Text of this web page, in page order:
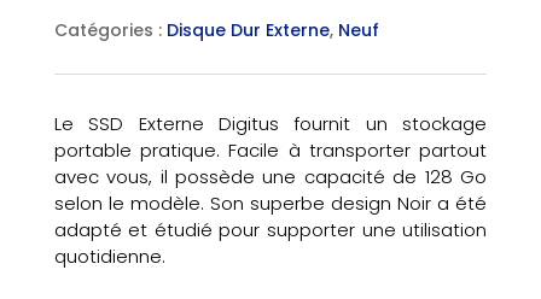
Catégories : Disque Dur Externe, Neuf
Le SSD Externe Digitus fournit un stockage
portable pratique. Facile à transporter partout
avec vous, il possède une capacité de 128 Go
selon le modèle. Son superbe design Noir a été
adapté et étudié pour supporter une utilisation
quotidienne.